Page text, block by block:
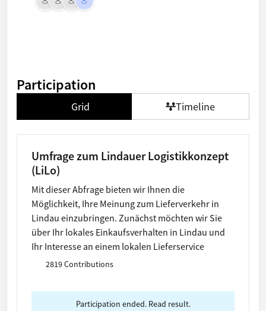
Participation
Grid Timeline
Umfrage zum Lindauer Logistikkonzept
(LiLo)
Mit dieser Abfrage bieten wir Ihnen die
Möglichkeit, Ihre Meinung zum Lieferverkehr in
Lindau einzubringen. Zunächst möchten wir Sie
über Ihr lokales Einkaufsverhalten in Lindau und
Ihr Interesse an einem lokalen Lieferservice
befragen. Im nächsten Schritt würden wir gerne
bestehen, um den Liefervekehr in Lindau
effizienter und nachhaltiger zu gestalten. Bitte
2819 Contributions
Participation ended. Read result.